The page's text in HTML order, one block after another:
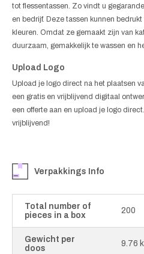
tot flessentassen. Zo vindt u
en bedrijf. Deze tassen kunnen
kleuren. Omdat ze gemaakt zijn van
duurzaam, gemakkelijk te wassen en
Upload Logo
Upload je logo direct na het plaatsen
een gratis en vrijblijvend digitaal
een offerte aan en upload je logo
vrijblijvend!
Verpakkings Info
Total number of
pieces in a box
200
Gewicht per
doos
9.76